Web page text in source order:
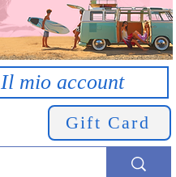
Il mio account
Gift Card